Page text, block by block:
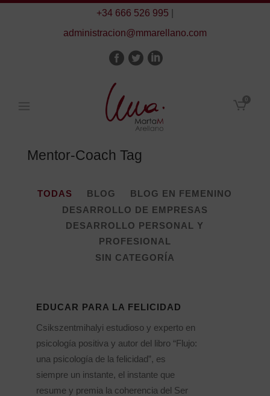
+34 666 526 995
administracion@mmarellano.com
0
Mentor-Coach Tag
TODAS BLOG
BLOG EN FEMENINO
DESARROLLO DE EMPRESAS
DESARROLLO PERSONAL Y
PROFESIONAL
SIN CATEGORÍA
EDUCAR PARA LA FELICIDAD
Csikszentmihalyi estudioso y experto en
psicología positiva y autor del libro “Flujo:
una psicología de la felicidad”, es
siempre un instante, el instante que
resume y premia la coherencia del Ser